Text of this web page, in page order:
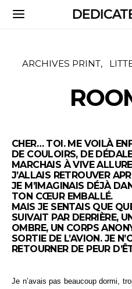
ARCHIVES PRINT
CHER… TOI. ME VOILÀ
DE COULOIRS, DE
MARCHAIS À VIVE
J’ALLAIS RETROUVER
JE M’IMAGINAIS DÉJÀ
TON CŒUR EMBALLÉ.
MAIS JE SENTAIS QUE
SUIVAIT PAR DERRIÈRE,
OMBRE, UN CORPS
SORTIE DE L’AVION. JE
RETOURNER DE PEUR
Je n’avais pas beaucoup dormi,